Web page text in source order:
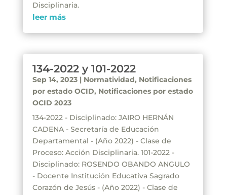
Disciplinaria.
leer más
134-2022 y 101-2022
Sep 14, 2023| Normatividad, Notificaciones
por estado OCID, Notificaciones por estado
OCID 2023
134-2022 - Disciplinado: JAIRO HERNÁN
CADENA - Secretaría de Educación
Departamental - (Año 2022) - Clase de
Proceso: Acción Disciplinaria. 101-2022 -
Disciplinado: ROSENDO OBANDO ANGULO
- Docente Institución Educativa Sagrado
Corazón de Jesús - (Año 2022) - Clase de